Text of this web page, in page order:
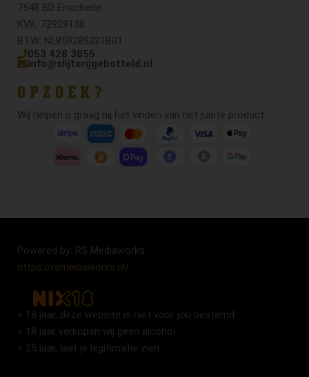
7548 BD Enschede
KVK: 72929138
BTW: NL859289321B01
053 428 3855
info@slijterijgebotteld.nl
OPZOEK?
Wij helpen u graag bij het vinden van het juiste product.
Powered by: RS Mediaworks
https://rsmediaworks.nl/
< 18 jaar, deze website is niet voor jou bestemd
< 18 jaar verkopen wij geen alcohol
< 25 jaar, laat je legitimatie zien